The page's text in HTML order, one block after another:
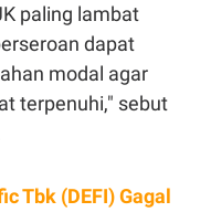
paling lambat
dapat
modal agar
terpenuhi," sebut
Tbk (DEFI) Gagal